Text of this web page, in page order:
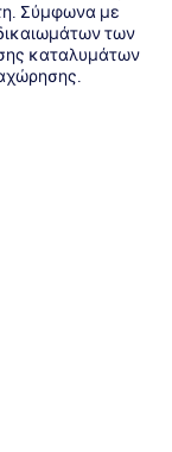
Σύμφωνα με
των
καταλυμάτων